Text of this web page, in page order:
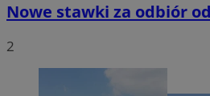
Nowe stawki za odbiór
2